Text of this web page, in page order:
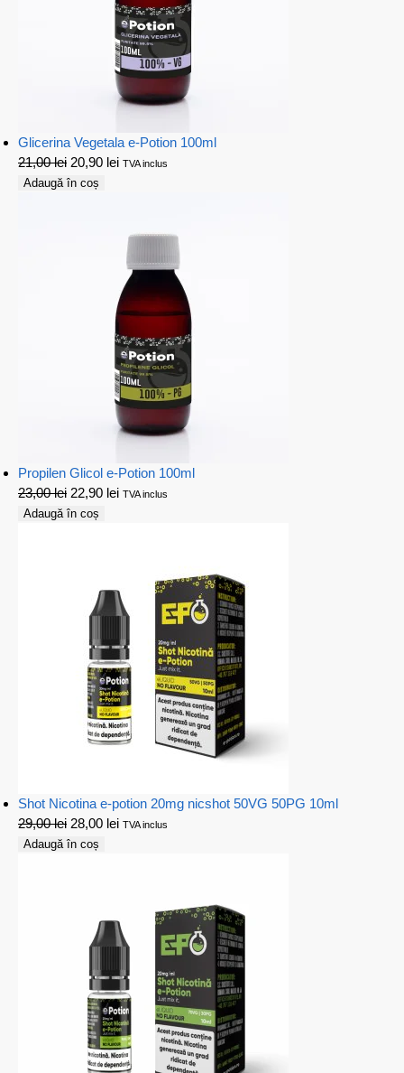
Glicerina Vegetala e-Potion 100ml
21,00lei 20,90 lei TVA inclus
Adaugă în coș
Propilen Glicol e-Potion 100ml
23,00lei 22,90 lei TVA inclus
Adaugă în coș
Shot Nicotina e-potion 20mg nicshot 50VG 50PG 10ml
29,00lei 28,00 lei TVA inclus
Adaugă în coș